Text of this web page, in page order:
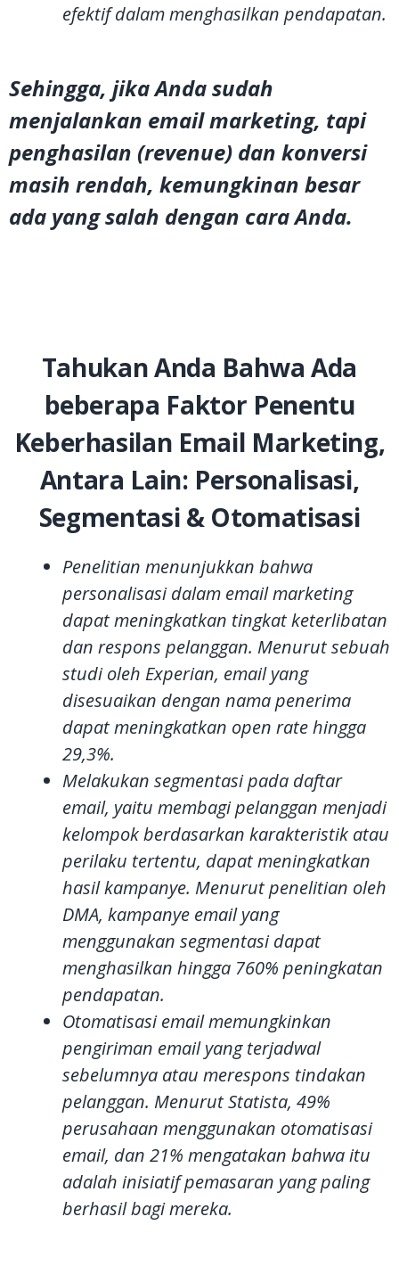
efektif dalam menghasilkan pendapatan.
Sehingga, jika Anda sudah
menjalankan email marketing, tapi
penghasilan (revenue) dan konversi
masih rendah, kemungkinan besar
ada yang salah dengan cara Anda.
Tahukan Anda Bahwa Ada
beberapa Faktor Penentu
Keberhasilan Email Marketing,
Antara Lain: Personalisasi,
Segmentasi & Otomatisasi
Penelitian menunjukkan bahwa
personalisasi dalam email marketing
dapat meningkatkan tingkat keterlibatan
dan respons pelanggan. Menurut sebuah
studi oleh Experian, email yang
disesuaikan dengan nama penerima
dapat meningkatkan open rate hingga
29,3%.
Melakukan segmentasi pada daftar
email, yaitu membagi pelanggan menjadi
kelompok berdasarkan karakteristik atau
perilaku tertentu, dapat meningkatkan
hasil kampanye. Menurut penelitian oleh
DMA, kampanye email yang
menggunakan segmentasi dapat
menghasilkan hingga 760% peningkatan
pendapatan.
Otomatisasi email memungkinkan
pengiriman email yang terjadwal
sebelumnya atau merespons tindakan
pelanggan. Menurut Statista, 49%
perusahaan menggunakan otomatisasi
email, dan 21% mengatakan bahwa itu
adalah inisiatif pemasaran yang paling
berhasil bagi mereka.